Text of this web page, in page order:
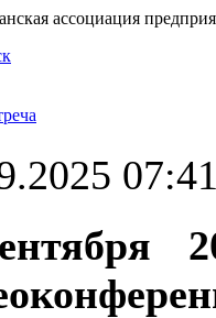
ассоциация